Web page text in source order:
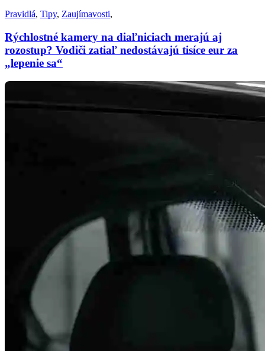
Pravidlá, Tipy, Zaujímavosti,
Rýchlostné kamery na diaľniciach merajú aj
rozostup? Vodiči zatiaľ nedostávajú tisíce eur za
„lepenie sa“